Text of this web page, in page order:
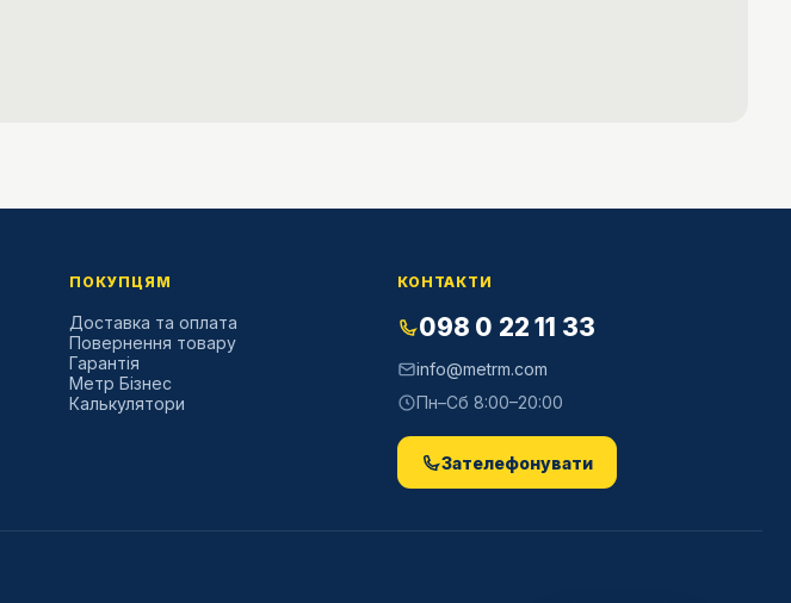
ПОКУПЦЯМ
Доставка та оплата
Повернення товару
Гарантія
Метр Бізнес
Калькулятори
КОНТАКТИ
098 0 22 11 33
info@metrm.com
Пн–Сб 8:00–20:00
Зателефонувати